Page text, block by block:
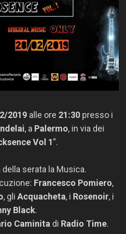
2019 alle ore 21:30 presso i
, a Palermo, in via dei
Vol 1”.
serata la Musica.
Francesco Pomiero,
, gli Acquacheta, i Rosenoir, i
Black.
Caminita di Radio Time.